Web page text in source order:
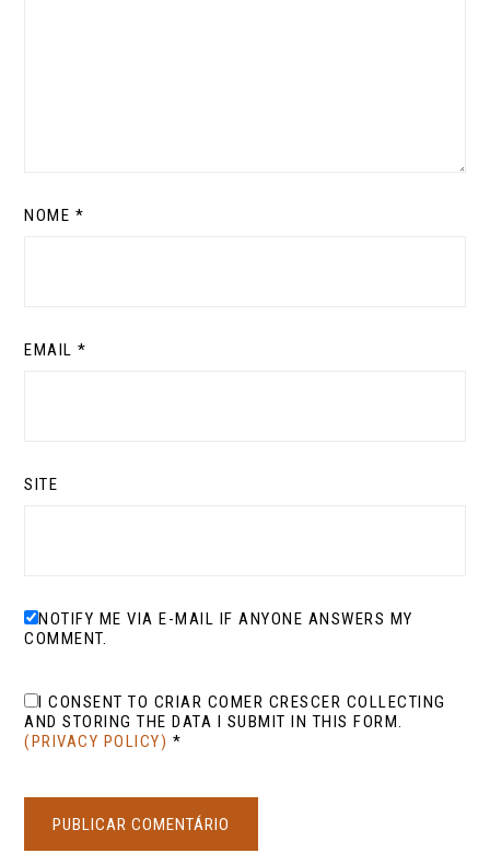
NOME *
EMAIL *
SITE
NOTIFY ME VIA E-MAIL IF ANYONE ANSWERS MY
COMMENT.
I CONSENT TO CRIAR COMER CRESCER COLLECTING
AND STORING THE DATA I SUBMIT IN THIS FORM.
(PRIVACY POLICY) *